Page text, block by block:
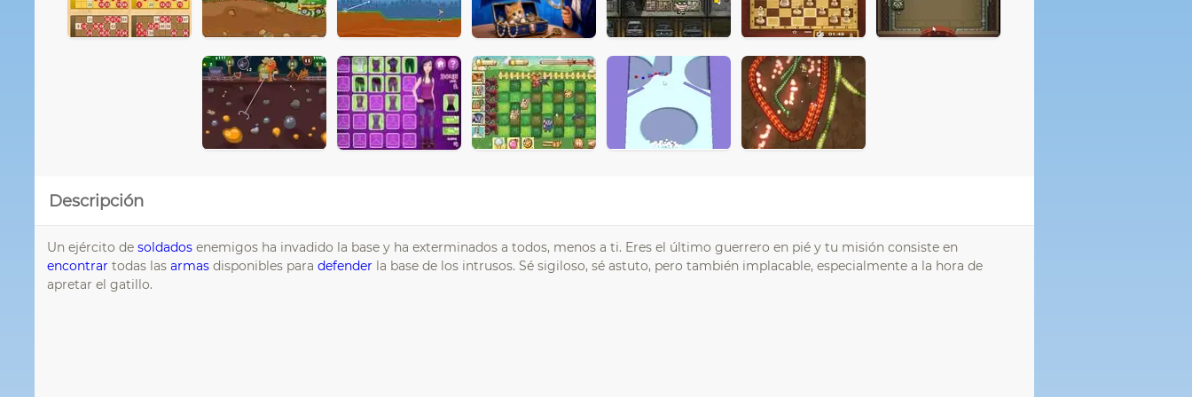
Descripción
Un ejército de soldadosenemigos ha invadido la base y ha exterminados a todos, menos a ti. Eres el último guerrero en pié y tu misión consiste en
encontrar todas las armasdisponibles para defender la base de los intrusos. Sé sigiloso, sé astuto, pero también implacable, especialmente a la hora de
apretar el gatillo.